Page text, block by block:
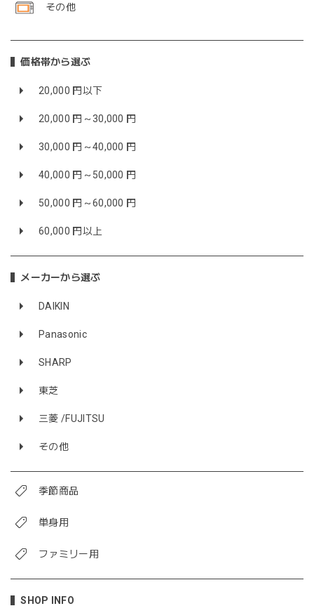
その他
価格帯から選ぶ
20,000 円以下
20,000 円～30,000 円
30,000 円～40,000 円
40,000 円～50,000 円
50,000 円～60,000 円
60,000 円以上
メーカーから選ぶ
DAIKIN
Panasonic
SHARP
東芝
三菱 /FUJITSU
その他
季節商品
単身用
ファミリー用
SHOP INFO